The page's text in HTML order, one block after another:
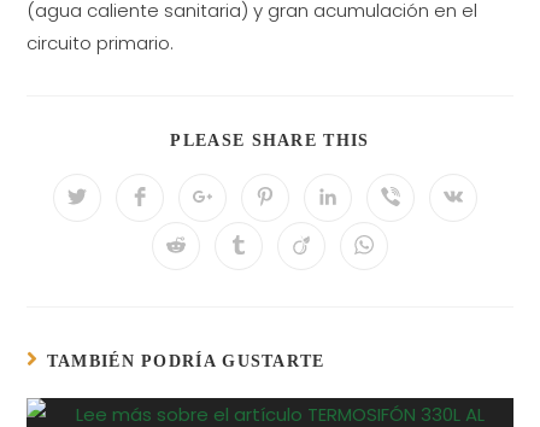
(agua caliente sanitaria) y gran acumulación en el
circuito primario.
PLEASE SHARE THIS
TAMBIÉN PODRÍA GUSTARTE